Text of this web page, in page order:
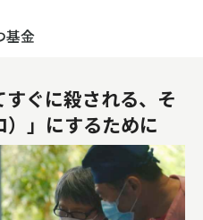
基金
すぐに殺される、そ
」にするために